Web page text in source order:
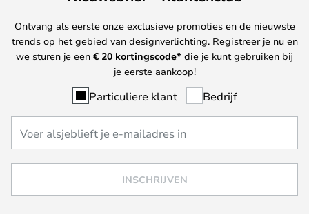
Ontvang als eerste onze exclusieve promoties en de nieuwste
trends op het gebied van designverlichting. Registreer je nu en
we sturen je een € 20 kortingscode* die je kunt gebruiken bij
je eerste aankoop!
Particuliere klant Bedrijf
INSCHRIJVEN